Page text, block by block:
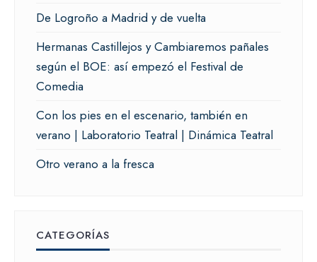
De Logroño a Madrid y de vuelta
Hermanas Castillejos y Cambiaremos pañales
según el BOE: así empezó el Festival de
Comedia
Con los pies en el escenario, también en
verano | Laboratorio Teatral | Dinámica Teatral
Otro verano a la fresca
CATEGORÍAS